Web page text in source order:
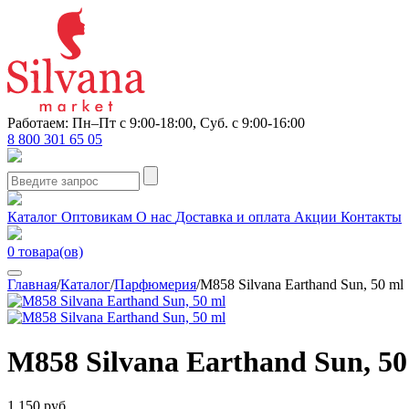
Работаем: Пн–Пт с 9:00-18:00, Суб. с 9:00-16:00
8 800 301 65 05
Каталог Оптовикам О нас Доставка и оплата Акции Контакты
0 товара(ов)
Главная/Каталог/Парфюмерия/M858 Silvana Earthand Sun, 50 ml
M858 Silvana Earthand Sun,